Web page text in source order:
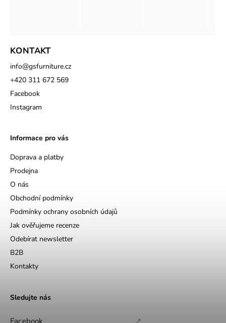
KONTAKT
info@gsfurniture.cz
+420 311 672 569
Facebook
Instagram
Informace pro vás
Doprava a platby
Prodejna
O nás
Obchodní podmínky
Podmínky ochrany osobních údajů
Jak ověřujeme recenze
Odebírat newsletter
B2B
Kontakty
Sledujte nás
↗